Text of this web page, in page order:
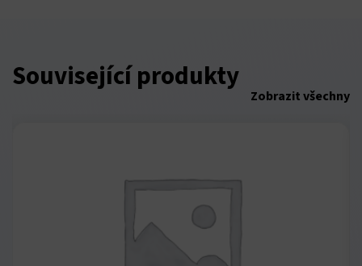
Související produkty
Zobrazit všechny